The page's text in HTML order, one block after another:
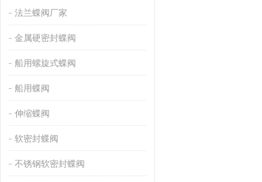
法兰蝶阀厂家
金属硬密封蝶阀
船用螺旋式蝶阀
船用蝶阀
伸缩蝶阀
软密封蝶阀
不锈钢软密封蝶阀